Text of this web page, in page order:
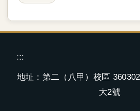
:::
地址：第二（八甲）校區
大2號